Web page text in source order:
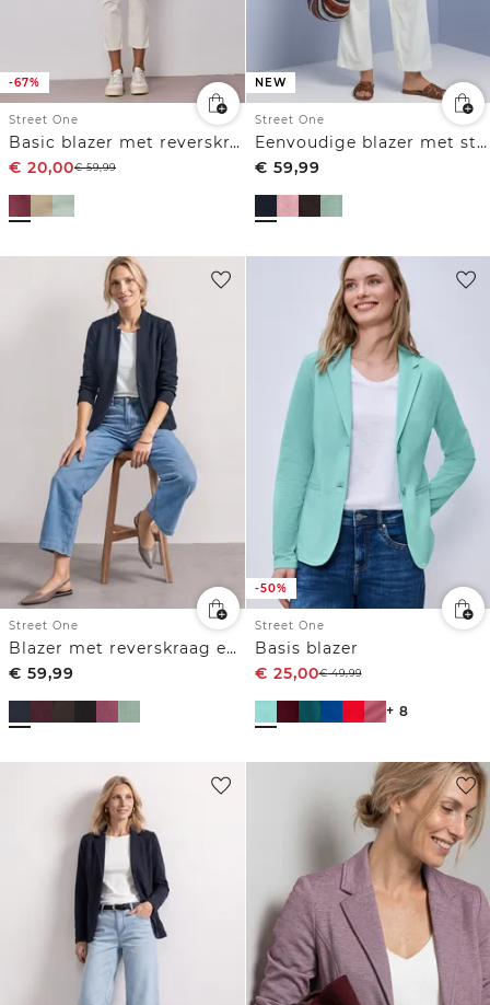
-67%
Street One
Basic blazer met reverskraag
€ 20,00€59,99
NEW
Street One
Eenvoudige blazer met structuur
€ 59,99
Street One
Blazer met reverskraag en structuur
€ 59,99
-50%
Street One
Basis blazer
€ 25,00€49,99
+ 8